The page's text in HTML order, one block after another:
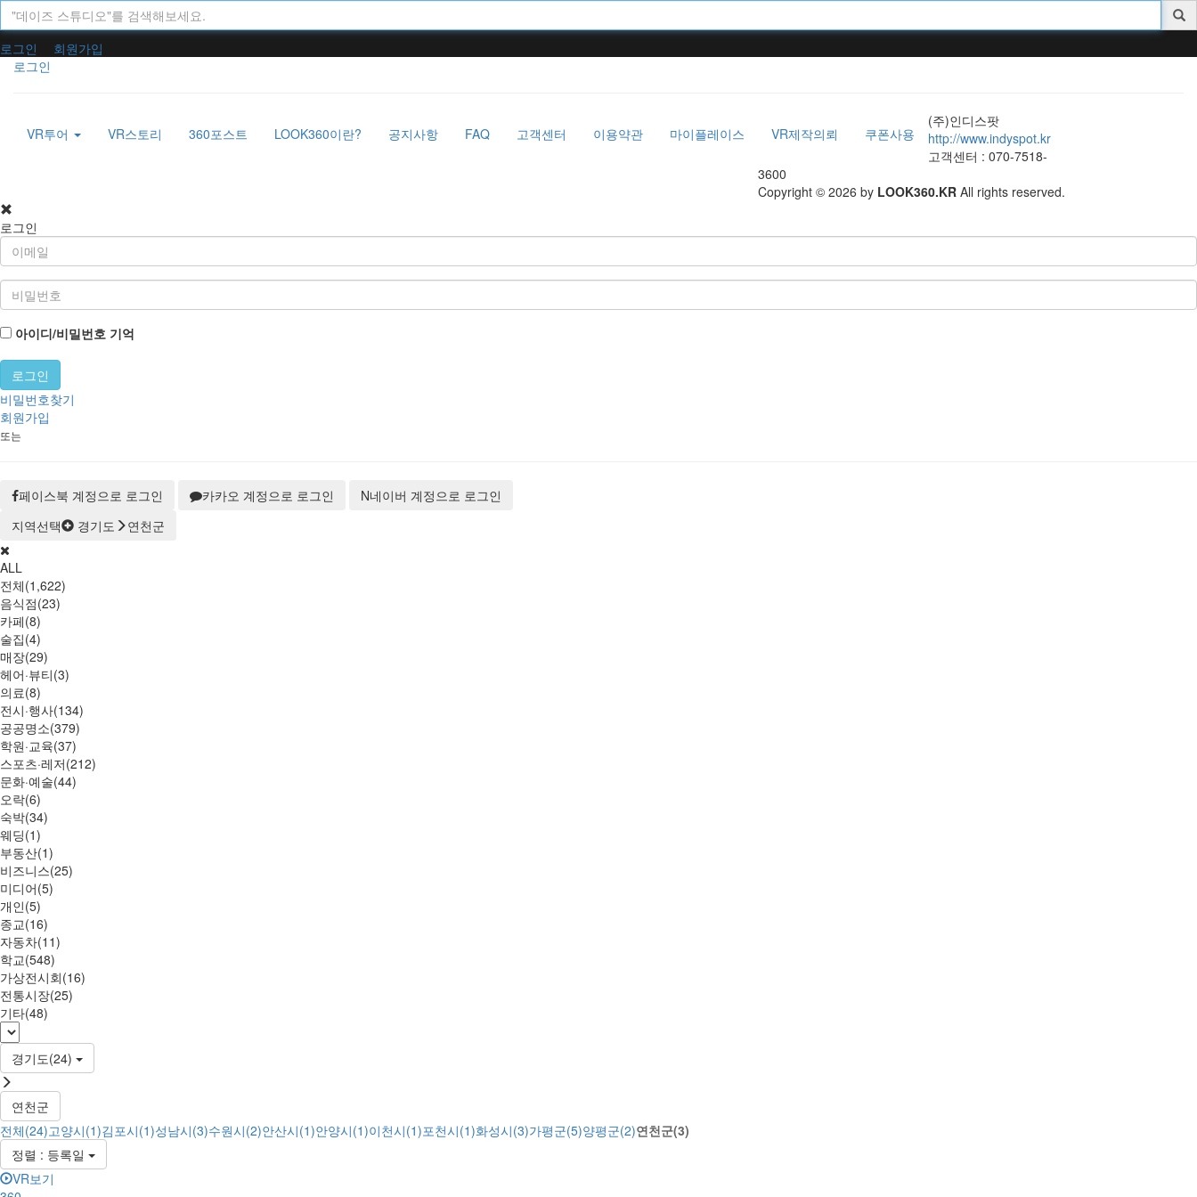
로그인
회원가입
로그인
VR투어 VR스토리 360포스트 LOOK360이란? 공지사항 FAQ 고객센터 이용약관 마이플레이스 VR제작의뢰 쿠폰사용
(주)인디스팟
http://www.indyspot.kr
고객센터 : 070-7518-
3600
Copyright © 2026 by LOOK360.KR All rights reserved.
로그인
아이디/비밀번호 기억
비밀번호찾기
회원가입
또는
페이스북 계정으로 로그인 카카오 계정으로 로그인 N네이버 계정으로 로그인
지역선택
경기도 연천군
ALL
전체(1,622)
음식점(23)
카페(8)
술집(4)
매장(29)
헤어·뷰티(3)
의료(8)
전시·행사(134)
공공명소(379)
학원·교육(37)
스포츠·레저(212)
문화·예술(44)
오락(6)
숙박(34)
웨딩(1)
부동산(1)
비즈니스(25)
미디어(5)
개인(5)
종교(16)
자동차(11)
학교(548)
가상전시회(16)
전통시장(25)
기타(48)
경기도(24)
연천군
전체(24)고양시(1)김포시(1)성남시(3)수원시(2)안산시(1)안양시(1)이천시(1)포천시(1)화성시(3)가평군(5)양평군(2)연천군(3)
정렬 : 등록일
VR보기